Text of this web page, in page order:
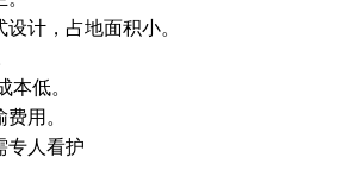
计，占地面积小。
本低。
用。
专人看护